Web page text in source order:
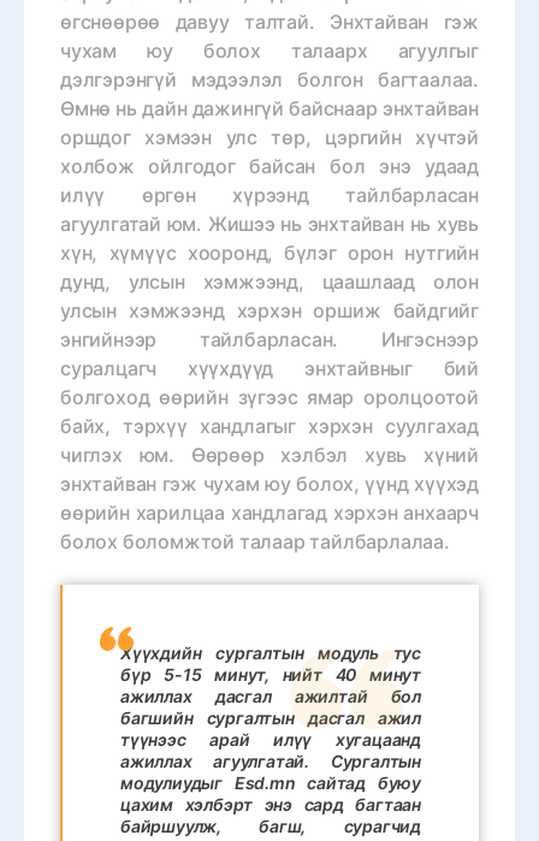
өгснөөрөө давуу талтай. Энхтайван гэж
чухам юу болох талаарх агуулгыг
дэлгэрэнгүй мэдээлэл болгон багтаалаа.
Өмнө нь дайн дажингүй байснаар энхтайван
оршдог хэмээн улс төр, цэргийн хүчтэй
холбож ойлгодог байсан бол энэ удаад
илүү өргөн хүрээнд тайлбарласан
агуулгатай юм. Жишээ нь энхтайван нь хувь
хүн, хүмүүс хооронд, бүлэг орон нутгийн
дунд, улсын хэмжээнд, цаашлаад олон
улсын хэмжээнд хэрхэн оршиж байдгийг
энгийнээр тайлбарласан. Ингэснээр
суралцагч хүүхдүүд энхтайвныг бий
болгоход өөрийн зүгээс ямар оролцоотой
байх, тэрхүү хандлагыг хэрхэн суулгахад
чиглэх юм. Өөрөөр хэлбэл хувь хүний
энхтайван гэж чухам юу болох, үүнд хүүхэд
өөрийн харилцаа хандлагад хэрхэн анхаарч
болох боломжтой талаар тайлбарлалаа.
Хүүхдийн сургалтын модуль тус
бүр 5-15 минут, нийт 40 минут
ажиллах дасгал ажилтай бол
багшийн сургалтын дасгал ажил
түүнээс арай илүү хугацаанд
ажиллах агуулгатай. Сургалтын
модулиудыг Esd.mn сайтад буюу
цахим хэлбэрт энэ сард багтаан
байршуулж, багш, сурагчид